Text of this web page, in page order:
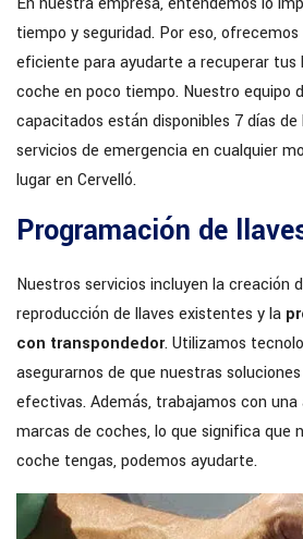
tiempo y seguridad. Por eso,
eficiente para ayudarte a recuperar tus
coche en poco tiempo. Nuestro equipo
capacitados están disponibles 7 días
servicios de emergencia en cualquier
lugar en Cervelló.
Programación de
Nuestros servicios incluyen la creación
reproducción de llaves existentes y la
con transpondedor. Utilizamos
asegurarnos de que nuestras
efectivas. Además, trabajamos con una
marcas de coches, lo que significa que
coche tengas, podemos ayudarte.